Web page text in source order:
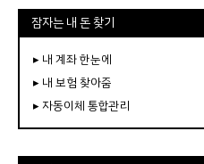
잠자는 내 돈 찾기
▸ 내 계좌 한눈에
▸ 내 보험 찾아줌
▸ 자동이체 통합관리